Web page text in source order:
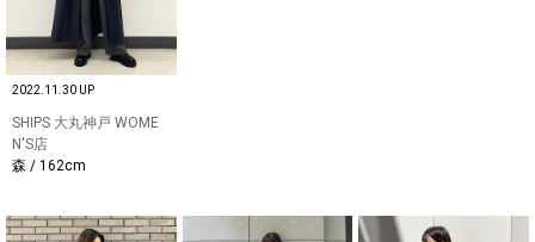
2022.11.30 UP
SHIPS 大丸神戸 WOME
N'S店
森 / 162cm